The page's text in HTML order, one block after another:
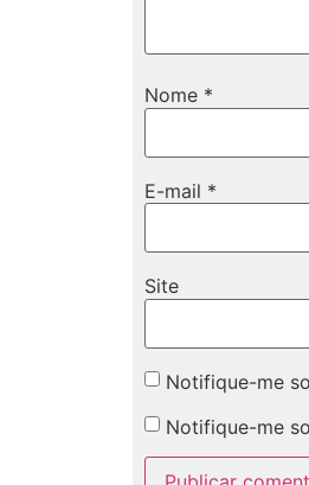
Nome *
E-mail *
Site
Notifique-me
Notifique-me